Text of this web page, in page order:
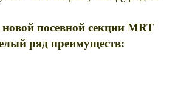
посевной секции MRT
ряд преимуществ: